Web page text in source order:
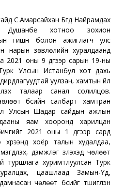
С.Амарсайхан Бүгд Найрамдах
Душанбе хотноо зохион
гишүүн болон ажиглагч улс
нарын зөвлөлийн хуралдаанд
2021 оны 9 дүгээр сарын 19-ны
Улсын Истанбул хот дахь
уулзан, хамтын үйл
талаар санал солилцов.
бүсийн салбарт хамтран
Улсын Шадар сайдын ажлын
яам хооронд харилцан
2021 оны 1 дүгээр сард
хүрээнд хоёр талын худалдаа,
дэмжлэг үзүүлэхэд чөлөөт
туршлага хуримтлуулсан Турк
цаашлаад Замын-Үүд,
чөлөөт бүсийг түшиглэн